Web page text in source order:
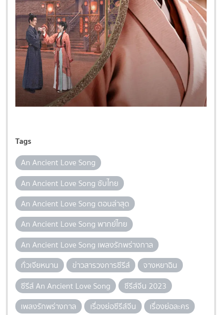
Tags
An Ancient Love Song
An Ancient Love Song ซับไทย
An Ancient Love Song ตอนล่าสุด
An Ancient Love Song พากย์ไทย
An Ancient Love Song เพลงรักพร่างกาล
กั่วเจียหนาน
ข่าวสารวงการซีรีส์
จางหยาฉิน
ซีรีส์ An Ancient Love Song
ซีรีส์จีน 2023
เพลงรักพร่างกาล
เรื่องย่อซีรีส์จีน เรื่องย่อละคร